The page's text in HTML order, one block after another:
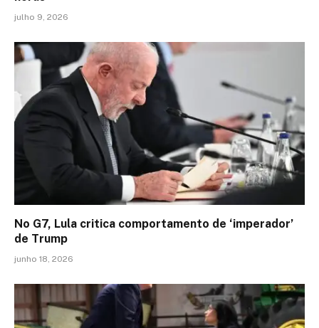
julho 9, 2026
No G7, Lula critica comportamento de ‘imperador’
de Trump
junho 18, 2026